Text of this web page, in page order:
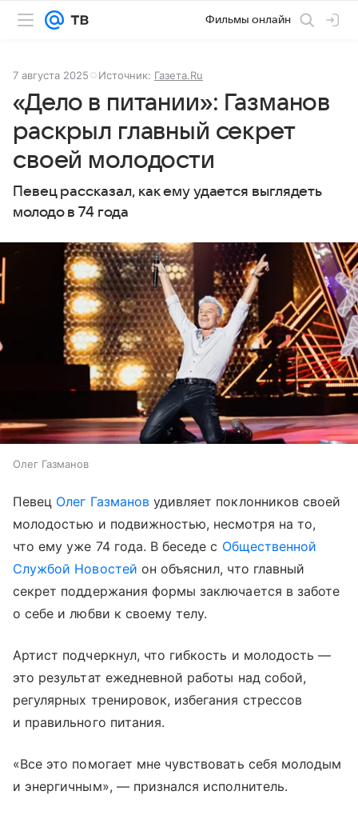
Фильмы онлайн
7 августа 2025 Источник: Газета.Ru
«Дело в питании»: Газманов
раскрыл главный секрет
своей молодости
Певец рассказал, как ему удается выглядеть
молодо в 74 года
Олег Газманов
Певец Олег Газмановудивляет поклонников своей
молодостью и подвижностью, несмотря на то,
что ему уже 74 года. В беседе с Общественной
Службой Новостей он объяснил, что главный
секрет поддержания формы заключается в заботе
о себе и любви к своему телу.
Артист подчеркнул, что гибкость и молодость —
это результат ежедневной работы над собой,
регулярных тренировок, избегания стрессов
и правильного питания.
«Все это помогает мне чувствовать себя молодым
и энергичным», — признался исполнитель.